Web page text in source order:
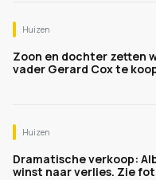
Huizen
Zoon en dochter zetten
vader Gerard Cox te
Huizen
Dramatische verkoop:
winst naar verlies. Zie